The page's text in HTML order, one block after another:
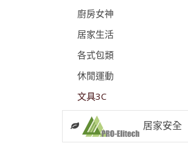
廚房女神
居家生活
各式包類
休閒運動
文具3C
居家安全